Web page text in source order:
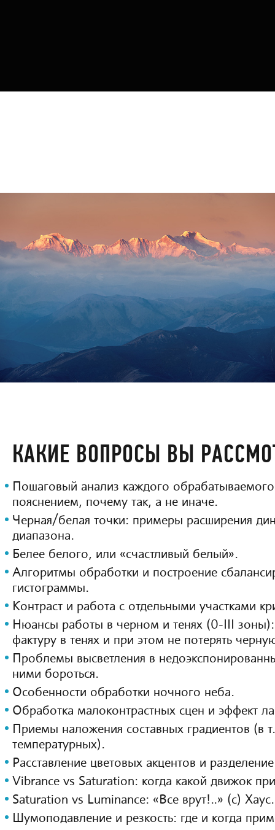
КАКИЕ ВОПРОСЫ ВЫ
Пошаговый анализ каждого
пояснением, почему так, а не иначе.
Черная/белая точки: примеры расширения
диапазона.
Белее белого, или «счастливый белый».
Алгоритмы обработки и построение
гистограммы.
Контраст и работа с отдельными участками
Нюансы работы в черном и тенях (0-III зоны):
фактуру в тенях и при этом не потерять
Проблемы высветления в
ними бороться.
Особенности обработки ночного неба.
Обработка малоконтрастных сцен и эффект
Приемы наложения составных градиентов (в
температурных).
Расставление цветовых акцентов и
Vibrance vs Saturation: когда какой движок
Saturation vs Luminance: «Все врут!..» (с) Хаус.
Шумоподавление и резкость: где и когда